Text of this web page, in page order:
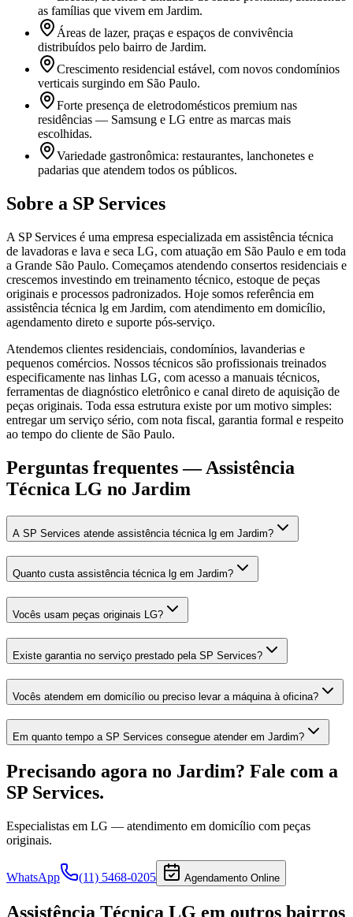
as famílias que vivem em Jardim.
Áreas de lazer, praças e espaços de convivência
distribuídos pelo bairro de Jardim.
Crescimento residencial estável, com novos condomínios
verticais surgindo em São Paulo.
Forte presença de eletrodomésticos premium nas
residências — Samsung e LG entre as marcas mais
escolhidas.
Variedade gastronômica: restaurantes, lanchonetes e
padarias que atendem todos os públicos.
Sobre a SP Services
A SP Services é uma empresa especializada em assistência técnica
de lavadoras e lava e seca LG, com atuação em São Paulo e em toda
a Grande São Paulo. Começamos atendendo consertos residenciais e
crescemos investindo em treinamento técnico, estoque de peças
originais e processos padronizados. Hoje somos referência em
assistência técnica lg em Jardim, com atendimento em domicílio,
agendamento direto e suporte pós-serviço.
Atendemos clientes residenciais, condomínios, lavanderias e
pequenos comércios. Nossos técnicos são profissionais treinados
especificamente nas linhas LG, com acesso a manuais técnicos,
ferramentas de diagnóstico eletrônico e canal direto de aquisição de
peças originais. Toda essa estrutura existe por um motivo simples:
entregar um serviço sério, com nota fiscal, garantia formal e respeito
ao tempo do cliente de São Paulo.
Perguntas frequentes —Assistência
Técnica LG no Jardim
A SP Services atende assistência técnica lg em Jardim?
Quanto custa assistência técnica lg em Jardim?
Vocês usam peças originais LG?
Existe garantia no serviço prestado pela SP Services?
Vocês atendem em domicílio ou preciso levar a máquina à oficina?
Em quanto tempo a SP Services consegue atender em Jardim?
Precisando agora no Jardim? Fale com a
SP Services.
Especialistas em LG — atendimento em domicílio com peças
originais.
WhatsApp (11) 5468-0205 Agendamento Online
Assistência Técnica LG em outros bairros